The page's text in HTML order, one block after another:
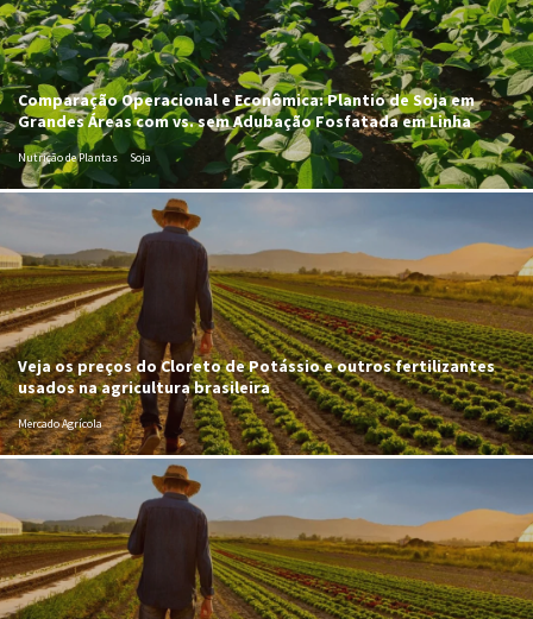
Comparação Operacional e Econômica: Plantio de Soja em
Grandes Áreas com vs. sem Adubação Fosfatada em Linha
Nutrição de Plantas Soja
Veja os preços do Cloreto de Potássio e outros fertilizantes
usados na agricultura brasileira
Mercado Agrícola